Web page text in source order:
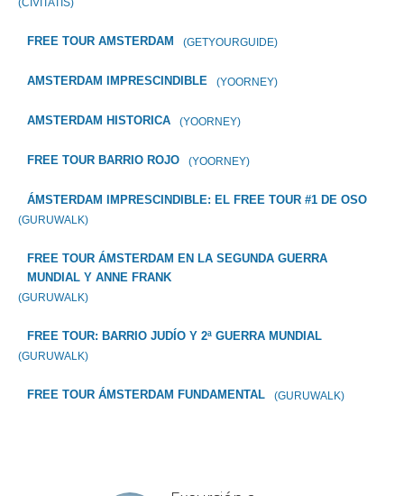
(CIVITATIS)
FREE TOUR AMSTERDAM (GETYOURGUIDE)
AMSTERDAM IMPRESCINDIBLE (YOORNEY)
AMSTERDAM HISTORICA (YOORNEY)
FREE TOUR BARRIO ROJO (YOORNEY)
ÁMSTERDAM IMPRESCINDIBLE: EL FREE TOUR #1 DE OSO
(GURUWALK)
FREE TOUR ÁMSTERDAM EN LA SEGUNDA GUERRA
MUNDIAL Y ANNE FRANK
(GURUWALK)
FREE TOUR: BARRIO JUDÍO Y 2ª GUERRA MUNDIAL
(GURUWALK)
FREE TOUR ÁMSTERDAM FUNDAMENTAL (GURUWALK)